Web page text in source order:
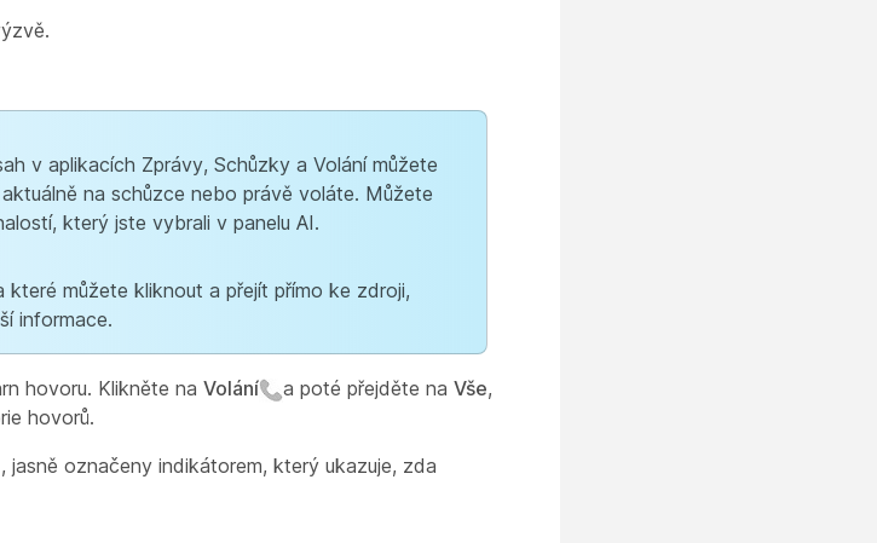
v aplikacích Zprávy, Schůzky a Volání můžete
na schůzce nebo právě voláte. Můžete
který jste vybrali v panelu AI.
můžete kliknout a přejít přímo ke zdroji,
informace.
hovoru. Klikněte na Volání a poté přejděte na Vše,
hovorů.
označeny indikátorem, který ukazuje, zda